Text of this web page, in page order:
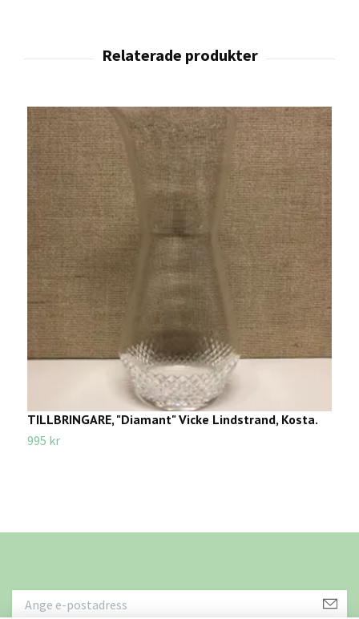
TILLBRINGARE, "Diamant" Vicke Lindstrand, Kosta.
995 kr